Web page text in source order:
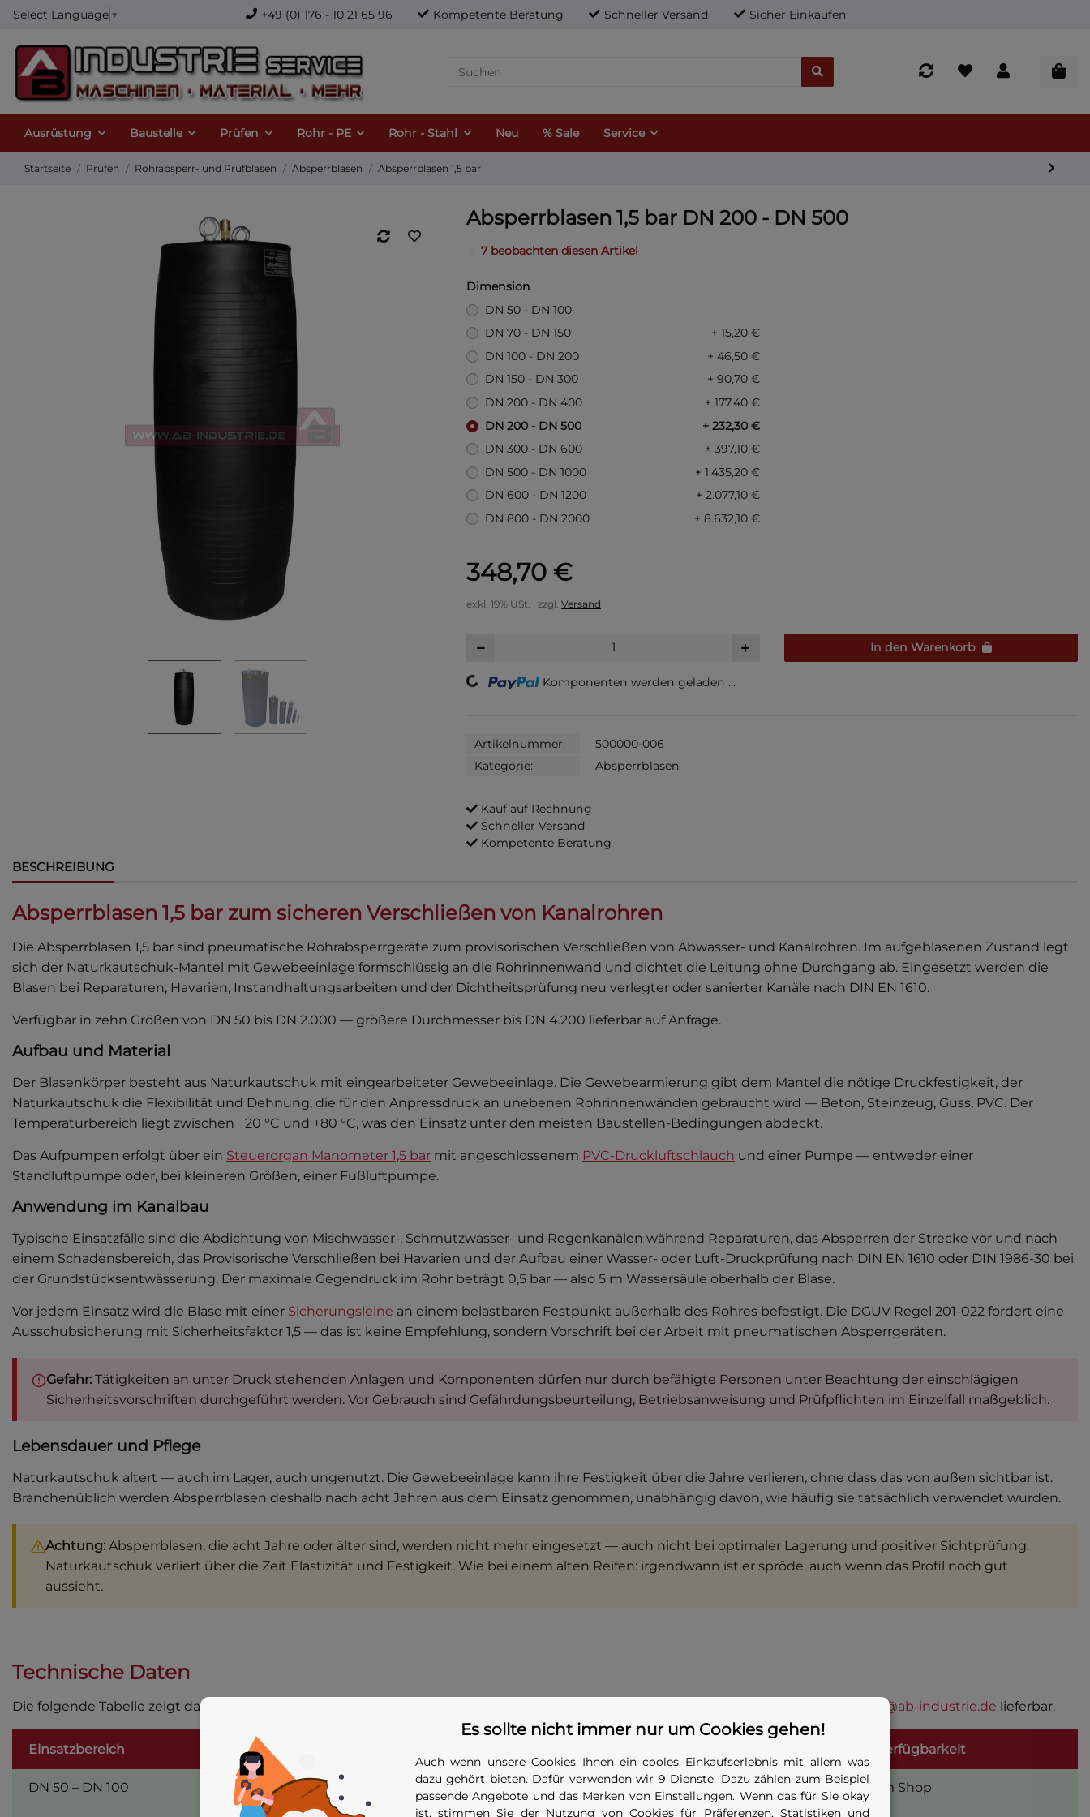
Select Language ▼ +49 (0) 176 - 10 21 65 96 Kompetente Beratung Schneller Versand Sicher Einkaufen
Ausrüstung Baustelle Prüfen Rohr - PE Rohr - Stahl Neu % Sale Service
Startseite Prüfen Rohrabsperr- und Prüfblasen Absperrblasen Absperrblasen 1,5 bar
Absperrblasen 1,5 bar DN 200 - DN 500
7 beobachten diesen Artikel
Dimension
DN 50 - DN 100
DN 70 - DN 150
+ 15,20 €
DN 100 - DN 200
+ 46,50 €
DN 150 - DN 300
+ 90,70 €
DN 200 - DN 400
+ 177,40 €
DN 200 - DN 500
+ 232,30 €
DN 300 - DN 600
+ 397,10 €
DN 500 - DN 1000
+ 1.435,20 €
DN 600 - DN 1200
+ 2.077,10 €
DN 800 - DN 2000
+ 8.632,10 €
348,70 €
exkl. 19% USt. , zzgl. Versand
In den Warenkorb
Loading... Komponenten werden geladen ...
Artikelnummer:
500000-006
Kategorie:
Absperrblasen
Kauf auf Rechnung
Schneller Versand
Kompetente Beratung
BESCHREIBUNG
Absperrblasen 1,5 bar zum sicheren Verschließen von Kanalrohren
Die Absperrblasen 1,5 bar sind pneumatische Rohrabsperrgeräte zum provisorischen Verschließen von Abwasser- und Kanalrohren. Im aufgeblasenen Zustand legt
sich der Naturkautschuk-Mantel mit Gewebeeinlage formschlüssig an die Rohrinnenwand und dichtet die Leitung ohne Durchgang ab. Eingesetzt werden die
Blasen bei Reparaturen, Havarien, Instandhaltungsarbeiten und der Dichtheitsprüfung neu verlegter oder sanierter Kanäle nach DIN EN 1610.
Verfügbar in zehn Größen von DN 50 bis DN 2.000 — größere Durchmesser bis DN 4.200 lieferbar auf Anfrage.
Aufbau und Material
Der Blasenkörper besteht aus Naturkautschuk mit eingearbeiteter Gewebeeinlage. Die Gewebearmierung gibt dem Mantel die nötige Druckfestigkeit, der
Naturkautschuk die Flexibilität und Dehnung, die für den Anpressdruck an unebenen Rohrinnenwänden gebraucht wird — Beton, Steinzeug, Guss, PVC. Der
Temperaturbereich liegt zwischen −20 °C und +80 °C, was den Einsatz unter den meisten Baustellen-Bedingungen abdeckt.
Das Aufpumpen erfolgt über ein Steuerorgan Manometer 1,5 bar mit angeschlossenem PVC-Druckluftschlauch und einer Pumpe — entweder einer
Standluftpumpe oder, bei kleineren Größen, einer Fußluftpumpe.
Anwendung im Kanalbau
Typische Einsatzfälle sind die Abdichtung von Mischwasser-, Schmutzwasser- und Regenkanälen während Reparaturen, das Absperren der Strecke vor und nach
einem Schadensbereich, das Provisorische Verschließen bei Havarien und der Aufbau einer Wasser- oder Luft-Druckprüfung nach DIN EN 1610 oder DIN 1986-30 bei
der Grundstücksentwässerung. Der maximale Gegendruck im Rohr beträgt 0,5 bar — also 5 m Wassersäule oberhalb der Blase.
Vor jedem Einsatz wird die Blase mit einer Sicherungsleine an einem belastbaren Festpunkt außerhalb des Rohres befestigt. Die DGUV Regel 201-022 fordert eine
Ausschubsicherung mit Sicherheitsfaktor 1,5 — das ist keine Empfehlung, sondern Vorschrift bei der Arbeit mit pneumatischen Absperrgeräten.
Gefahr: Tätigkeiten an unter Druck stehenden Anlagen und Komponenten dürfen nur durch befähigte Personen unter Beachtung der einschlägigen
Sicherheitsvorschriften durchgeführt werden. Vor Gebrauch sind Gefährdungsbeurteilung, Betriebsanweisung und Prüfpflichten im Einzelfall maßgeblich.
Lebensdauer und Pflege
Naturkautschuk altert — auch im Lager, auch ungenutzt. Die Gewebeeinlage kann ihre Festigkeit über die Jahre verlieren, ohne dass das von außen sichtbar ist.
Branchenüblich werden Absperrblasen deshalb nach acht Jahren aus dem Einsatz genommen, unabhängig davon, wie häufig sie tatsächlich verwendet wurden.
Achtung: Absperrblasen, die acht Jahre oder älter sind, werden nicht mehr eingesetzt — auch nicht bei optimaler Lagerung und positiver Sichtprüfung.
Naturkautschuk verliert über die Zeit Elastizität und Festigkeit. Wie bei einem alten Reifen: irgendwann ist er spröde, auch wenn das Profil noch gut
aussieht.
Technische Daten
Die folgende Tabelle zeigt das vollständige Größenspektrum. Zehn Größen sind im Shop bestellbar, weitere zehn auf Anfrage über info@ab-industrie.de lieferbar.
Einsatzbereich Verfügbarkeit
DN 50 – DN 100 330 mm 45 mm 0,4 kg Im Shop
Es sollte nicht immer nur um Cookies gehen!
Auch wenn unsere Cookies Ihnen ein cooles Einkaufserlebnis mit allem was
dazu gehört bieten. Dafür verwenden wir 9 Dienste. Dazu zählen zum Beispiel
passende Angebote und das Merken von Einstellungen. Wenn das für Sie okay
ist, stimmen Sie der Nutzung von Cookies für Präferenzen, Statistiken und